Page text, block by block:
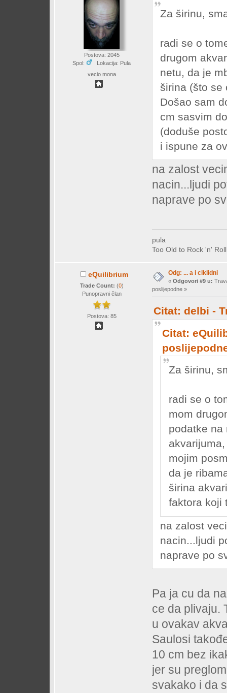
Postova: 2045
Spol:
Lokacija: Pula
vecio mona
Za širinu,
radi se o
drugom
netu, da je
širina (što se
Došao sam
cm sasvim
(doduše
i ispune za
na zalost
nacin...ljudi
naprave po
pula
Too Old to Rock 'n'
eQuilibrium
Trade Count: (0)
Punopravni član
Postova: 85
Odg: ... a i ciklidni
« Odgovori #9 u:
poslijepodne »
Citat: delbi -
Citat:
Za širinu,
radi se o
mom
podatke na
mojim
da je
širina
faktora koji
na zalost
nacin...ljudi
naprave po
Pa ja cu da
ce da plivaju.
u ovakav
Saulosi
10 cm bez
jer su
svakako i da